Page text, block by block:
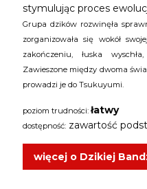
stymulując proces
Grupa dzików rozwinęła
zorganizowała się wokół
zakończeniu, łuska
Zawieszone między dwoma
prowadzi je do Tsukuyumi.
poziom trudności:łatwy
dostępność: zawartość
więcej o Dzikiej